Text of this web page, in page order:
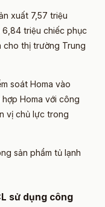
xuất 7,57 triệu
triệu chiếc phục
cho thị trường Trung
soát Homa vào
hợp Homa với công
vị chủ lực trong
sản phẩm tủ lạnh
sử dụng công